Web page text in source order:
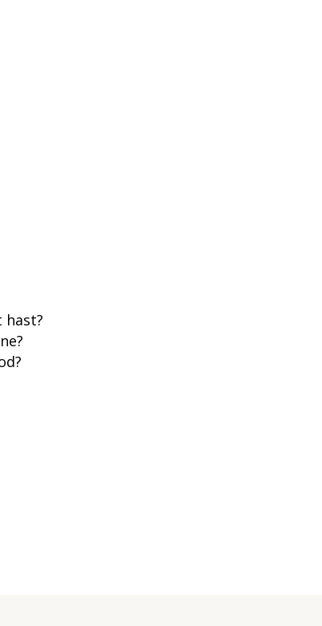
hast?